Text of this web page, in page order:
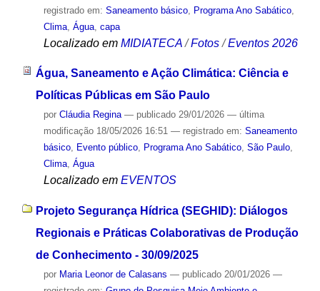
registrado em: Saneamento básico, Programa Ano Sabático,
Clima, Água, capa
Localizado em MIDIATECA /Fotos /Eventos 2026
Água, Saneamento e Ação Climática: Ciência e
Políticas Públicas em São Paulo
por Cláudia Regina — publicado29/01/2026 — última
modificação18/05/2026 16:51 — registrado em: Saneamento
básico, Evento público, Programa Ano Sabático, São Paulo,
Clima, Água
Localizado em EVENTOS
Projeto Segurança Hídrica (SEGHID): Diálogos
Regionais e Práticas Colaborativas de Produção
de Conhecimento - 30/09/2025
por Maria Leonor de Calasans — publicado20/01/2026 —